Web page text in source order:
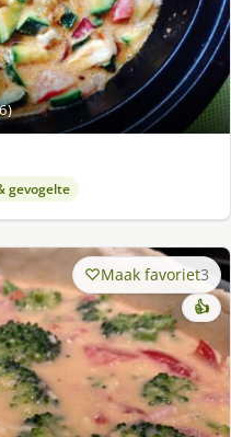
gevogelte
Maak favoriet3
👍